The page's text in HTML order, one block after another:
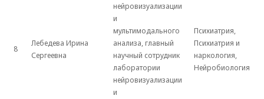
8
Лебедева Ирина
Сергеевна
нейровизуализации
и
мультимодального
анализа, главный
научный сотрудник
лаборатории
нейровизуализации
и
Психиатрия,
Психиатрия и
наркология,
Нейробиология